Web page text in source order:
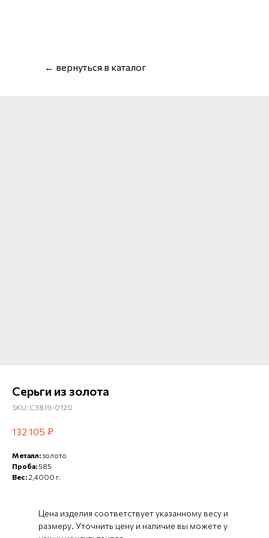
← вернуться в каталог
Серьги из золота
SKU: С3819-0120
132 105 ₽
Металл:золото
Проба:585
Вес:2,4000 г.
Цена изделия соответствует указанному весу и
размеру. Уточнить цену и наличие вы можете у